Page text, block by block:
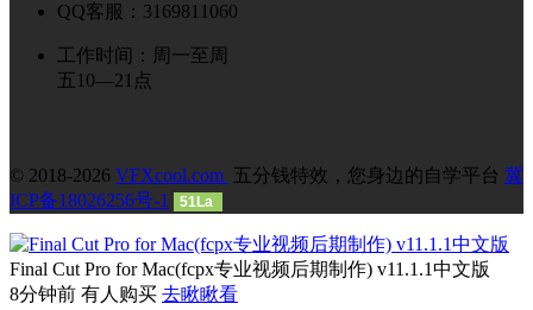
QQ客服：3169811060
工作时间：周一至周
五10—21点
© 2018-2026 VFXcool.com 五分钱特效，您身边的自学平台 冀
ICP备18026256号-1
51La
Final Cut Pro for Mac(fcpx专业视频后期制作) v11.1.1中文版
8分钟前 有人购买 去瞅瞅看